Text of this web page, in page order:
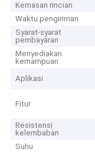
Kemasan rincian
Waktu pengiriman
Syarat-syarat
pembayaran
Menyediakan
kemampuan
Aplikasi
Fitur
Resistensi
kelembaban
Suhu